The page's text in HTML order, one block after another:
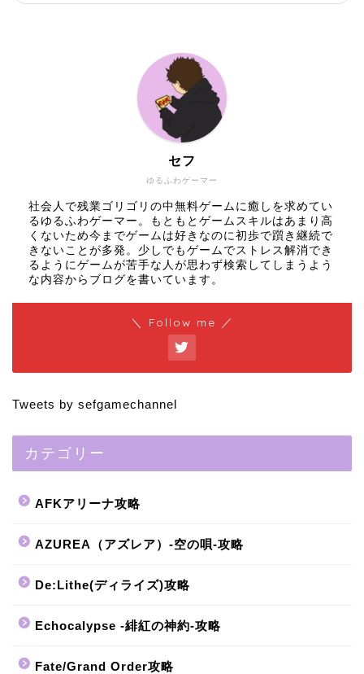
ゆるふわゲーマー
セフ
社会人で残業ゴリゴリの中無料ゲームに癒しを求めてい
るゆるふわゲーマー。もともとゲームスキルはあまり高
くないため今までゲームは好きなのに初歩で躓き継続で
きないことが多発。少しでもゲームでストレス解消でき
るようにゲームが苦手な人が思わず検索してしまうよう
な内容からブログを書いています。
＼ Follow me ／
Tweets by sefgamechannel
カテゴリー
AFKアリーナ攻略
AZUREA（アズレア）-空の唄-攻略
De:Lithe(ディライズ)攻略
Echocalypse -緋紅の神約-攻略
Fate/Grand Order攻略